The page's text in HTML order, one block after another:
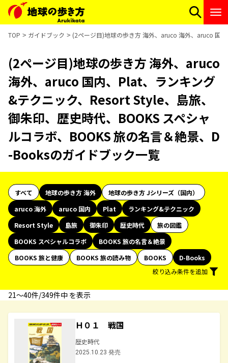
TOP ガイドブック (2ページ目)地球の歩き方 海外、aruco 海外、aruco 国
(2ページ目)地球の歩き方 海外、aruco
海外、aruco 国内、Plat、ランキング
&テクニック、Resort Style、島旅、
御朱印、歴史時代、BOOKS スペシャ
ルコラボ、BOOKS 旅の名言＆絶景、D
-Booksのガイドブック一覧
すべて 地球の歩き方 海外
地球の歩き方 Jシリーズ（国内）
aruco 海外
aruco 国内 Plat
ランキング&テクニック
Resort Style
島旅 御朱印 歴史時代
旅の図鑑
BOOKS スペシャルコラボ
BOOKS 旅の名言＆絶景
BOOKS 旅と健康
BOOKS 旅の読み物 BOOKS
D-Books
絞り込み条件を追加
21〜40件/349件中 を表示
Ｈ０１ 戦国
歴史時代
2025.10.23 発売